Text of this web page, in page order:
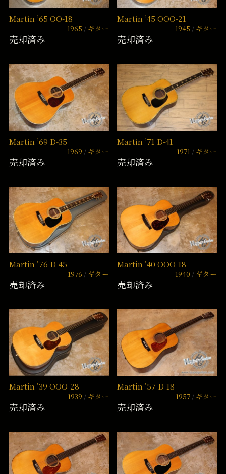
Martin ’65 OO-18
1965 ギター
売却済み
Martin ’45 OOO-21
1945 ギター
売却済み
Martin ’69 D-35
1969 ギター
売却済み
Martin ’71 D-41
1971 ギター
売却済み
Martin ’76 D-45
1976 ギター
売却済み
Martin ’40 OOO-18
1940 ギター
売却済み
Martin ’39 OOO-28
1939 ギター
売却済み
Martin ’57 D-18
1957 ギター
売却済み